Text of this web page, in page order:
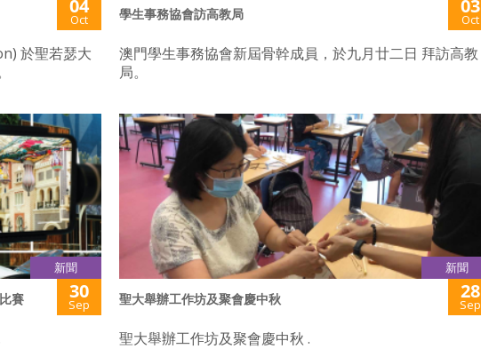
04
Oct
於聖若瑟大
學生事務協會訪高教局 03
Oct
澳門學生事務協會新屆骨幹成員，於九月廿二日 拜訪高教
局。
新聞
賽 30
Sep
新聞
聖大舉辦工作坊及聚會慶中秋 28
Sep
聖大舉辦工作坊及聚會慶中秋 .